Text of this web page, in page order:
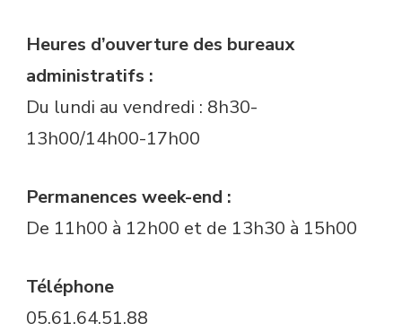
Heures d’ouverture des bureaux
administratifs :
Du lundi au vendredi : 8h30-
13h00/14h00-17h00
Permanences week-end :
De 11h00 à 12h00 et de 13h30 à 15h00
Téléphone
05.61.64.51.88